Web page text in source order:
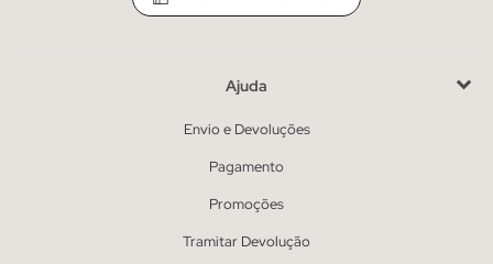
Ajuda
Envio e Devoluções
Pagamento
Promoções
Tramitar Devolução